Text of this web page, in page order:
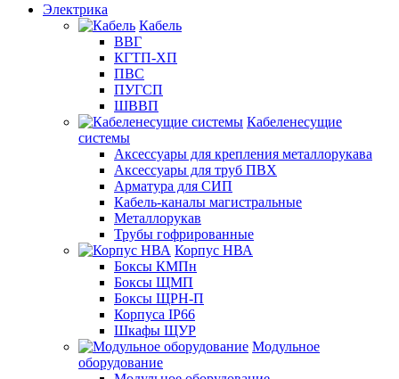
Электрика
Кабель
ВВГ
КГТП-ХП
ПВС
ПУГСП
ШВВП
Кабеленесущие
системы
Аксессуары для крепления металлорукава
Аксессуары для труб ПВХ
Арматура для СИП
Кабель-каналы магистральные
Металлорукав
Трубы гофрированные
Корпус НВА
Боксы КМПн
Боксы ЩМП
Боксы ЩРН-П
Корпуса IP66
Шкафы ЩУР
Модульное
оборудование